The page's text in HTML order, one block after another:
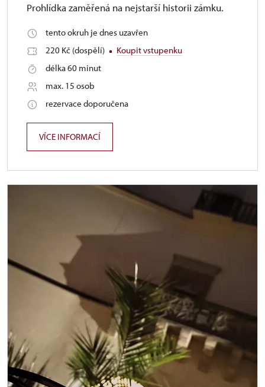
Prohlídka zaměřená na nejstarší historii zámku.
tento okruh je dnes uzavřen
220 Kč (dospělí)
Koupit vstupenku
délka 60 minut
max. 15 osob
rezervace doporučena
VÍCE INFORMACÍ